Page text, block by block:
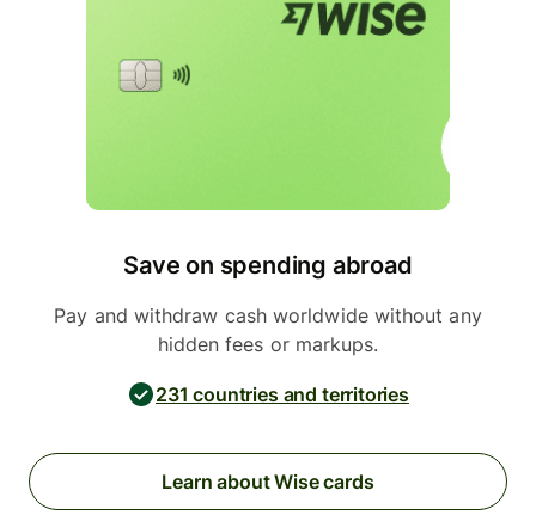
Save on spending abroad
Pay and withdraw cash worldwide without any
hidden fees or markups.
231 countries and territories
Learn about Wise cards